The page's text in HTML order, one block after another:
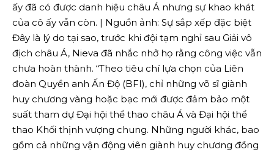
ấy đã có được danh hiệu châu Á nhưng sự khao khát
của cô ấy vẫn còn. | Nguồn ảnh: Sự sắp xếp đặc biệt
Đây là lý do tại sao, trước khi đội tạm nghỉ sau Giải vô
địch châu Á, Nieva đã nhắc nhở họ rằng công việc vẫn
chưa hoàn thành. “Theo tiêu chí lựa chọn của Liên
đoàn Quyền anh Ấn Độ (BFI), chỉ những võ sĩ giành
huy chương vàng hoặc bạc mới được đảm bảo một
suất tham dự Đại hội thể thao châu Á và Đại hội thể
thao Khối thịnh vượng chung. Những người khác, bao
gồm cả những vận động viên giành huy chương đồng